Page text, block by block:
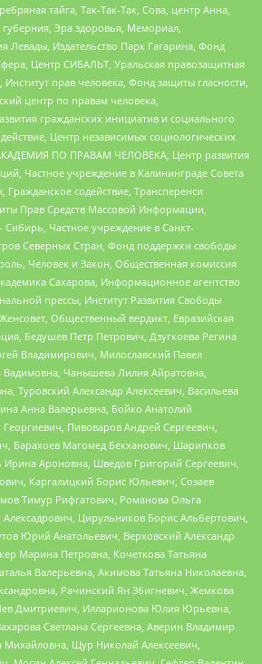
тайга, Так-Так-Так, Сова, центр Анна,
Эра здоровья, Мемориал,
Левады, Издательство Парк Гагарина, Фонд
Центр СИБАЛЬТ, Уральская правозащитная
прав человека, Фонд защиты гласности,
центр по правам человека,
гражданских инициатив и социального
Центр независимых социологических
ПО ПРАВАМ ЧЕЛОВЕКА, Центр развития
Частное учреждение в Калининграде Совета
Гражданское содействие, Трансперенси
Прав Средств Массовой Информации,
Сибирь, Частное учреждение в Санкт-
Северных Стран, Фонд поддержки свободы
Человек и Закон, Общественная комиссия
Сахарова, Информационное агентство
прессы, Институт Развития Свободы
Общественный вердикт, Евразийская
Бедушев Петр Петрович, Дзугкоева Регина
Владимирович, Милославский Павел
Чанышева Лилия Айратовна,
Туровский Александр Алексеевич, Васильева
Анна Валерьевна, Бойко Анатолий
Пивоваров Андрей Сергеевич,
Барахоев Магомед Бекханович, Шарипков
Ароновна, Шведов Григорий Сергеевич,
Каргалицкий Борис Юльевич, Созаев
Тимур Рифгатович, Романова Ольга
Цирульников Борис Альбертович,
Юрий Анатольевич, Верховский Александр
Марина Петровна, Кочеткова Татьяна
Валерьевна, Акимова Татьяна Николаевна,
Рачинский Ян Збигневич, Жемкова
Дмитриевич, Илларионова Юлия Юрьевна,
Светлана Сергеевна, Аверин Владимир
Михайловна, Щур Николай Алексеевич,